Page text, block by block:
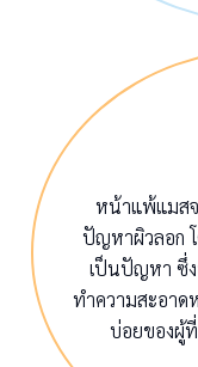
หน้าแพ้แมสจ
ปัญหาผิวลอก
เป็นปัญหา ซึ่ง
ทำความสะอา
บ่อยของผู้